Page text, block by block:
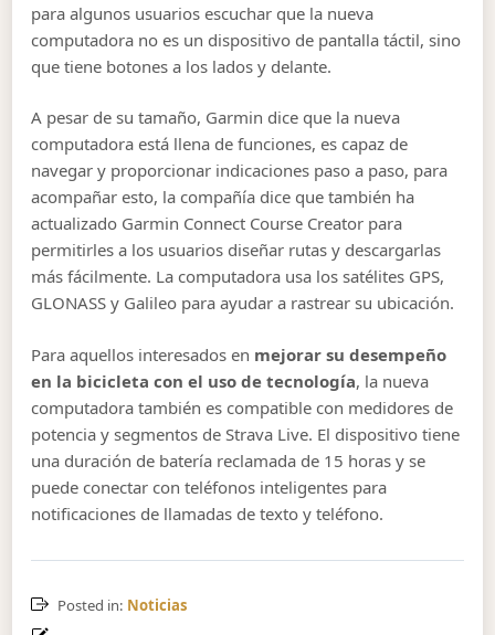
para algunos usuarios escuchar que la nueva
computadora no es un dispositivo de pantalla táctil, sino
que tiene botones a los lados y delante.
A pesar de su tamaño, Garmin dice que la nueva
computadora está llena de funciones, es capaz de
navegar y proporcionar indicaciones paso a paso, para
acompañar esto, la compañía dice que también ha
actualizado Garmin Connect Course Creator para
permitirles a los usuarios diseñar rutas y descargarlas
más fácilmente. La computadora usa los satélites GPS,
GLONASS y Galileo para ayudar a rastrear su ubicación.
Para aquellos interesados ​​en mejorar su desempeño
en la bicicleta con el uso de tecnología, la nueva
computadora también es compatible con medidores de
potencia y segmentos de Strava Live. El dispositivo tiene
una duración de batería reclamada de 15 horas y se
puede conectar con teléfonos inteligentes para
notificaciones de llamadas de texto y teléfono.
Posted in: Noticias